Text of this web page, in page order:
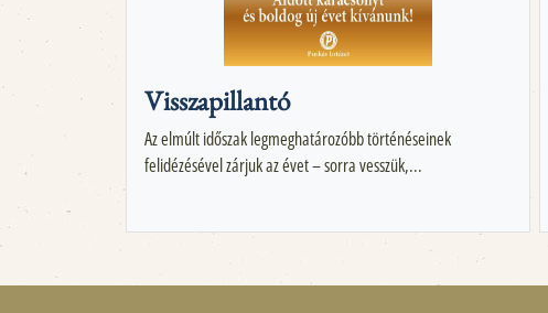
Visszapillantó
Az elmúlt időszak legmeghatározóbb történéseinek
felidézésével zárjuk az évet – sorra vesszük,...